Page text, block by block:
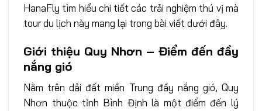
HanaFly tìm hiểu chi tiết các trải nghiệm thú vị mà
tour du lịch này mang lại trong bài viết dưới đây.
Giới thiệu Quy Nhơn – Điểm đến đầy
nắng gió
Nằm trên dải đất miền Trung đầy nắng gió, Quy
Nhơn thuộc tỉnh Bình Định là một điểm đến lý